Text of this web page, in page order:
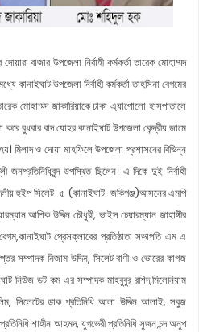
বাজার উপজেলা নির্বাহী কর্মকর্তা তারেক মোহাম্মদ
উপজেলা নির্বাহী কর্মকর্তা তাহসিনা বেগমের
মোহাম্মদ জাকারিয়াকে ঢাকা এ্যাপোলো হাসপাতালে
বুধবার বাদ যোহর কানাইঘাট উপজেলা কেন্দ্রীয় জামে
মিলাদ ও দোয়া মাহফিলে উপজেলা প্রশাসনের বিভিন্ন
জনপ্রতিনিধিবৃন্দ উপস্থিত ছিলেন। এ দিকে দুই নির্বাহী
হুইপ সিলেট-৫ (কানাইঘাট-জকিগঞ্জ)আসনের এমপি
আশিক উদ্দিন চৌধুরী, ভাইস চেয়ারম্যান জাহাঙ্গীর
প্রেসক্লাবের প্রতিষ্ঠাতা সভাপতি এম এ
সম্পাদক নিজাম উদ্দিন, সিলেট বাণী ও ভোরের কাগজ
নিউজ ডট কম এর সম্পাদক মাহবুবুর রশিদ,মিলেনিয়াম
সিলেটের ডাক প্রতিনিধি আলা উদ্দিন আলাই, সবুজ
শাহীন আহমদ, যুগভেরী প্রতিনিধি সুজন চন্দ অনুপ